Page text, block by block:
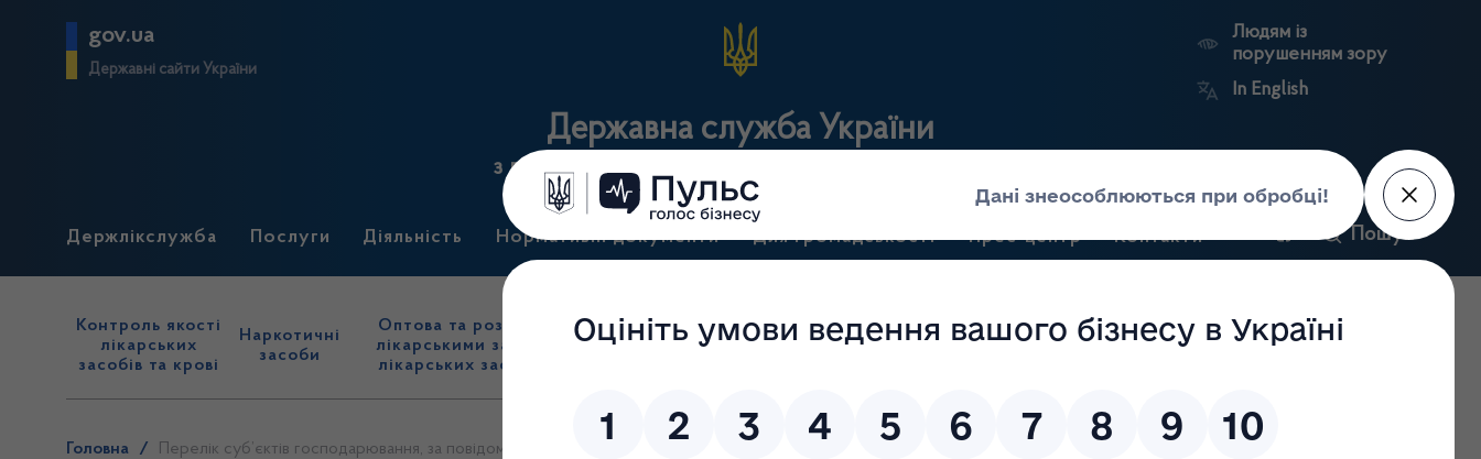
gov.ua
Державні сайти України
Державна служба України
з лікарських засобів та контролю за наркотиками
Людям із
порушенням зору
In English
Держлікслужба Послуги Діяльність Нормативні документи Для громадськості Прес-центр Контакти Пошук
Контроль якості
лікарських
засобів та крові
Наркотичні
засоби
Оптова та роздрібна торгівля
лікарськими засобами, імпорт
лікарських засобів (крім АФІ)
Державний
нагляд
виробництва лікарських
Ринковий
Державні
Антикорупційний
портал
Головна /
Перелік суб’єктів господарювання, за повідомленнями яких 01.05.2025 прийняте рішення про внесення змін у додатки до ліцензій на провадження господарської